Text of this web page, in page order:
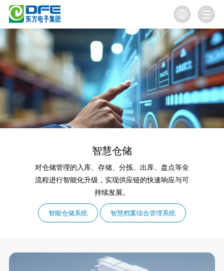

智慧仓储
对仓储管理的入库、存储、分拣、出库、盘点等全
流程进行智能化升级，实现供应链的快速响应与可
持续发展。
智能仓储系统 智慧档案综合管理系统